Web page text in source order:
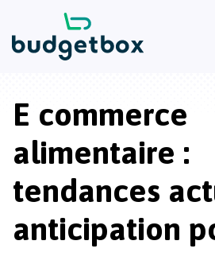
E commerce
alimentaire :
tendances
anticipation